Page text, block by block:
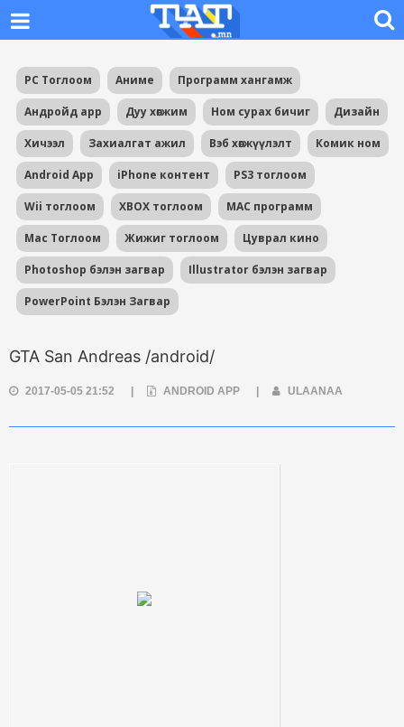
PC Тоглоом Аниме Программ хангамж
Андройд app Дуу хөгжим Ном сурах бичиг Дизайн
Хичээл Захиалгат ажил Вэб хөгжүүлэлт Комик ном
Android App iPhone контент PS3 тоглоом
Wii тоглоом XBOX тоглоом MAC программ
Mac Тоглоом Жижиг тоглоом Цуврал кино
Photoshop бэлэн загвар Illustrator бэлэн загвар
PowerPoint Бэлэн Загвар
GTA San Andreas /android/
2017-05-05 21:52 ANDROID APP ULAANAA